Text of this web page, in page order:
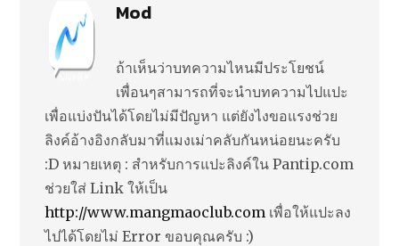
Mod
ถ้าเห็นว่าบทความไหนมีประโยชน์
เพื่อนๆสามารถที่จะนำบทความไปแปะ
เพื่อแบ่งปันได้โดยไม่มีปัญหา แต่ยังไงขอแรงช่วย
ลิงค์อ้างอิงกลับมาที่แมงเม่าคลับกันหน่อยนะครับ
:D หมายเหตุ : สำหรับการแปะลิงค์ใน Pantip.com
ช่วยใส่ Link ให้เป็น
http://www.mangmaoclub.com เพื่อให้แปะลง
ไปได้โดยไม่ Error ขอบคุณครับ :)